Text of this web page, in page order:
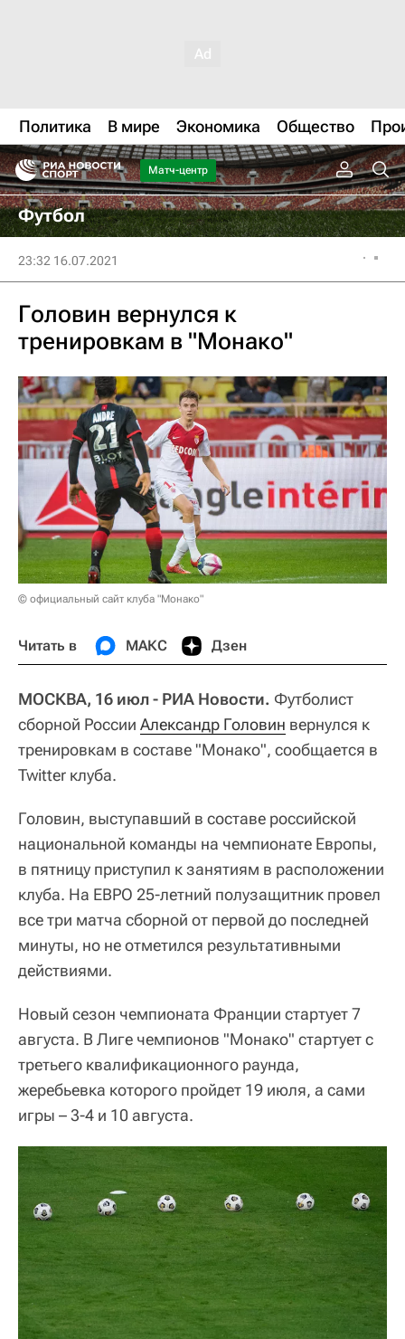
Политика В мире Экономика Общество
Матч-центр
Футбол
23:32 16.07.2021
Головин вернулся к
тренировкам в "Монако"
© официальный сайт клуба "Монако"
Читать в МАКС Дзен
МОСКВА, 16 июл - РИА Новости. Футболист
сборной России Александр Головин вернулся к
тренировкам в составе "Монако", сообщается в
Twitter клуба.
Головин, выступавший в составе российской
национальной команды на чемпионате Европы,
в пятницу приступил к занятиям в расположении
клуба. На ЕВРО 25-летний полузащитник провел
все три матча сборной от первой до последней
минуты, но не отметился результативными
действиями.
Новый сезон чемпионата Франции стартует 7
августа. В Лиге чемпионов "Монако" стартует с
третьего квалификационного раунда,
жеребьевка которого пройдет 19 июля, а сами
игры – 3-4 и 10 августа.